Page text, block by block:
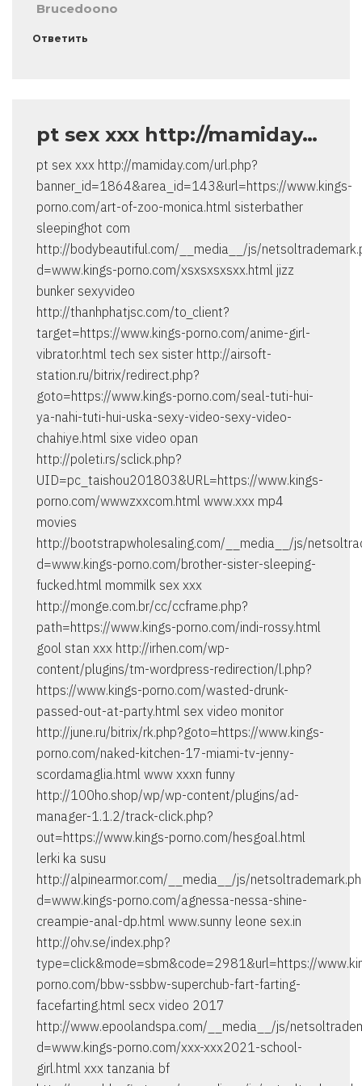
Brucedoono
Ответить
pt sex xxx http://mamiday…
pt sex xxx http://mamiday.com/url.php?
banner_id=1864&area_id=143&url=https://www.kings-
porno.com/art-of-zoo-monica.html sisterbather
sleepinghot com
http://bodybeautiful.com/__media__/js/
d=www.kings-porno.com/xsxsxsxsxx.html jizz
bunker sexyvideo
http://thanhphatjsc.com/to_client?
target=https://www.kings-porno.com/anime-girl-
vibrator.html tech sex sister http://airsoft-
station.ru/bitrix/redirect.php?
goto=https://www.kings-porno.com/seal-tuti-hui-
ya-nahi-tuti-hui-uska-sexy-video-sexy-video-
chahiye.html sixe video opan
http://poleti.rs/sclick.php?
UID=pc_taishou201803&URL=https://www.kings-
porno.com/wwwzxxcom.html www.xxx mp4
movies
http://bootstrapwholesaling.com/__media__/js/
d=www.kings-porno.com/brother-sister-sleeping-
fucked.html mommilk sex xxx
http://monge.com.br/cc/ccframe.php?
path=https://www.kings-porno.com/indi-rossy.html
gool stan xxx http://irhen.com/wp-
content/plugins/tm-wordpress-redirection/l.php?
https://www.kings-porno.com/wasted-drunk-
passed-out-at-party.html sex video monitor
http://june.ru/bitrix/rk.php?goto=https://www.kings-
porno.com/naked-kitchen-17-miami-tv-jenny-
scordamaglia.html www xxxn funny
http://100ho.shop/wp/wp-content/plugins/ad-
manager-1.1.2/track-click.php?
out=https://www.kings-porno.com/hesgoal.html
lerki ka susu
http://alpinearmor.com/__media__/js/
d=www.kings-porno.com/agnessa-nessa-shine-
creampie-anal-dp.html www.sunny leone sex.in
http://ohv.se/index.php?
type=click&mode=sbm&code=2981&url=https://
porno.com/bbw-ssbbw-superchub-fart-farting-
facefarting.html secx video 2017
http://www.epoolandspa.com/__media__/js/
d=www.kings-porno.com/xxx-xxx2021-school-
girl.html xxx tanzania bf